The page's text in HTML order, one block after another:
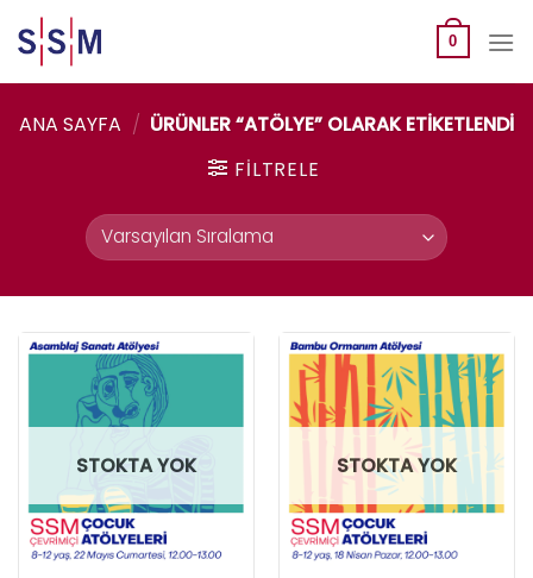
to
content
0
ANA SAYFA / ÜRÜNLER “ATÖLYE” OLARAK ETIKETLENDI
FILTRELE
STOKTA YOK STOKTA YOK